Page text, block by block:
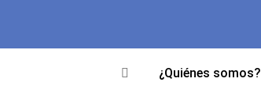
¿Quiénes somos?